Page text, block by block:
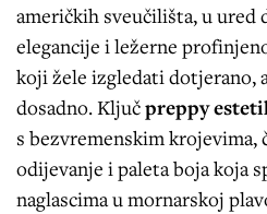
američkih sveučilišta, u ured
elegancije i ležerne
koji žele izgledati dotjerano,
dosadno. Ključpreppy
s bezvremenskim
odijevanje i paleta boja koja
naglascima u mornarskoj